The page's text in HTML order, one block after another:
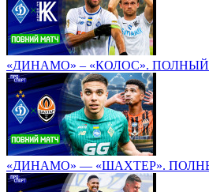
«ДИНАМО» – «КОЛОС». ПОЛНЫЙ
«ДИНАМО» — «ШАХТЕР». ПОЛНЫЙ